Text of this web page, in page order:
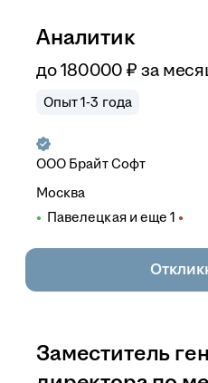
Аналитик
до180 000 ₽ за
Опыт 1-3 года
ООО Брайт Софт
Москва
Павелецкая и еще 1
Заместитель